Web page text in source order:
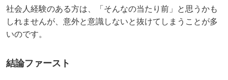
社会人経験のある方は、「そんなの当たり前」と思うかも
しれませんが、意外と意識しないと抜けてしまうことが多
いのです。
結論ファースト